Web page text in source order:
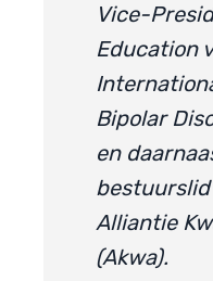
Vice-
Education
Bipolar
en
bestuurslid
Alliantie
(Akwa).